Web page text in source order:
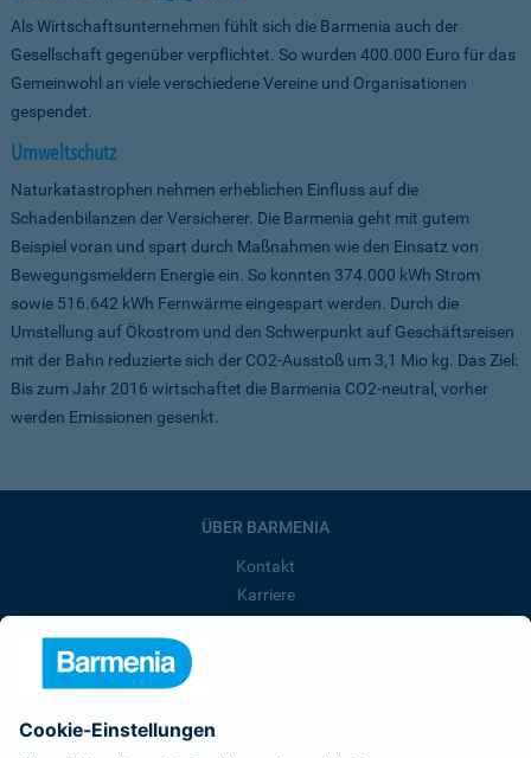
Als Wirtschaftsunternehmen fühlt sich die Barmenia auch der
Gesellschaft gegenüber verpflichtet. So wurden 400.000 Euro für das
Gemeinwohl an viele verschiedene Vereine und Organisationen
gespendet.
Umweltschutz
Naturkatastrophen nehmen erheblichen Einfluss auf die
Schadenbilanzen der Versicherer. Die Barmenia geht mit gutem
Beispiel voran und spart durch Maßnahmen wie den Einsatz von
Bewegungsmeldern Energie ein. So konnten 374.000 kWh Strom
sowie 516.642 kWh Fernwärme eingespart werden. Durch die
Umstellung auf Ökostrom und den Schwerpunkt auf Geschäftsreisen
mit der Bahn reduzierte sich der CO2-Ausstoß um 3,1 Mio kg. Das Ziel:
Bis zum Jahr 2016 wirtschaftet die Barmenia CO2-neutral, vorher
werden Emissionen gesenkt.
ÜBER BARMENIA
Kontakt
Karriere
Barmenia ist Teil der BarmeniaGothaer